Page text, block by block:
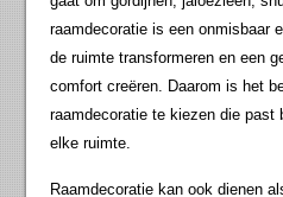
raamdecoratie is een onmisbaar
de ruimte transformeren en een
comfort creëren. Daarom is het
raamdecoratie te kiezen die past
elke ruimte.
Raamdecoratie kan ook dienen